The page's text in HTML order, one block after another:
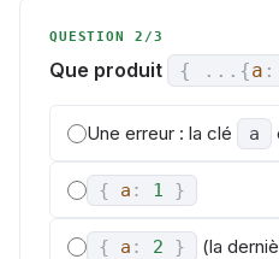
QUESTION 2/3
Que produit { ... {a :
Une erreur : la clé a
{ a : 1 }
{ a : 2 } (la